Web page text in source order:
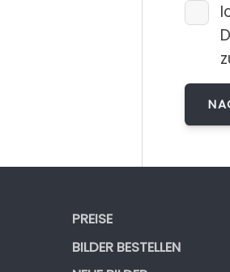
PREISE
BILDER BESTELLEN